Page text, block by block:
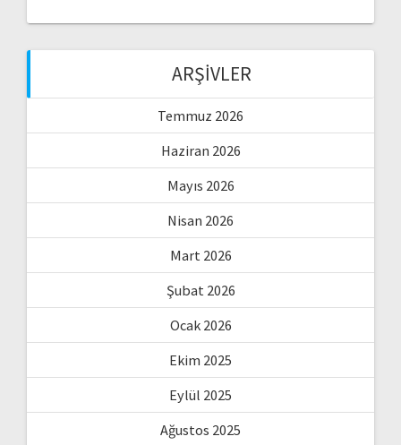
ARŞIVLER
Temmuz 2026
Haziran 2026
Mayıs 2026
Nisan 2026
Mart 2026
Şubat 2026
Ocak 2026
Ekim 2025
Eylül 2025
Ağustos 2025